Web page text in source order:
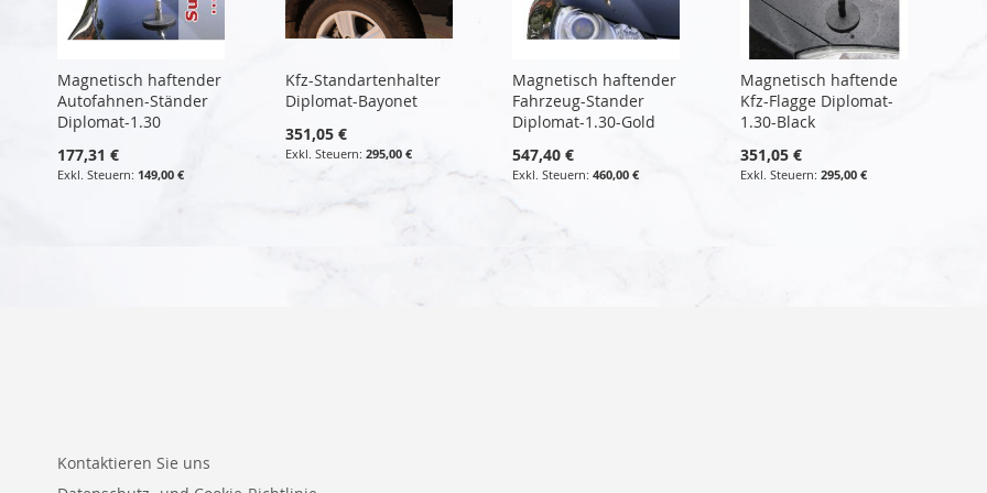
Magnetisch haftender
Autofahnen-Ständer
Diplomat-1.30
177,31 €
149,00 €
Kfz-Standartenhalter
Diplomat-Bayonet
351,05 €
295,00 €
Magnetisch haftender
Fahrzeug-Stander
Diplomat-1.30-Gold
547,40 €
460,00 €
Magnetisch haftende
Kfz-Flagge Diplomat-
1.30-Black
351,05 €
295,00 €
Kontaktieren Sie uns